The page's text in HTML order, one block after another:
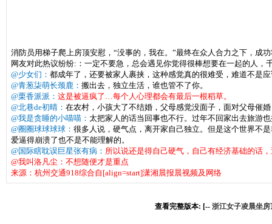
消防员用梯子爬上房顶安慰，“没事的，我在。”最终在众人合力之下，成
网友对此热议纷纷:：一定不要急，总会遇见你觉得很棒想要在一起的人，
@少女们： 都成年了，还要被家人裹挟，这种感觉真的很难受，难道不是
@青葱柒萌长颈鹿： 搬出去，独立生活，谁也管不了你。
@栗香派派： 这是被逼疯了…每个人心理都会有最后一根稻草。
@北巷de初晴： 在农村，小孩大了不结婚，父母感觉没面子，面对父母催
@我是贪睡的小喵喵： 太把家人的话当回事也不行。过年不回家出去旅游
@圈圈球球球球： 很多人说，硬气点，离开家自己独立。但是这个世界不
爱逼得崩溃了也不是不能理解的。
@国际瞎耽误巨星张有病： 所以说还是得自己硬气，自己有经济基础的话
@我叫洛凡尘： 不想随便才是重点
来源：杭州交通918综合自[align=start]潇湘晨报晨视频及网络
查看完整版本: [-- 浙江女子凌晨坐